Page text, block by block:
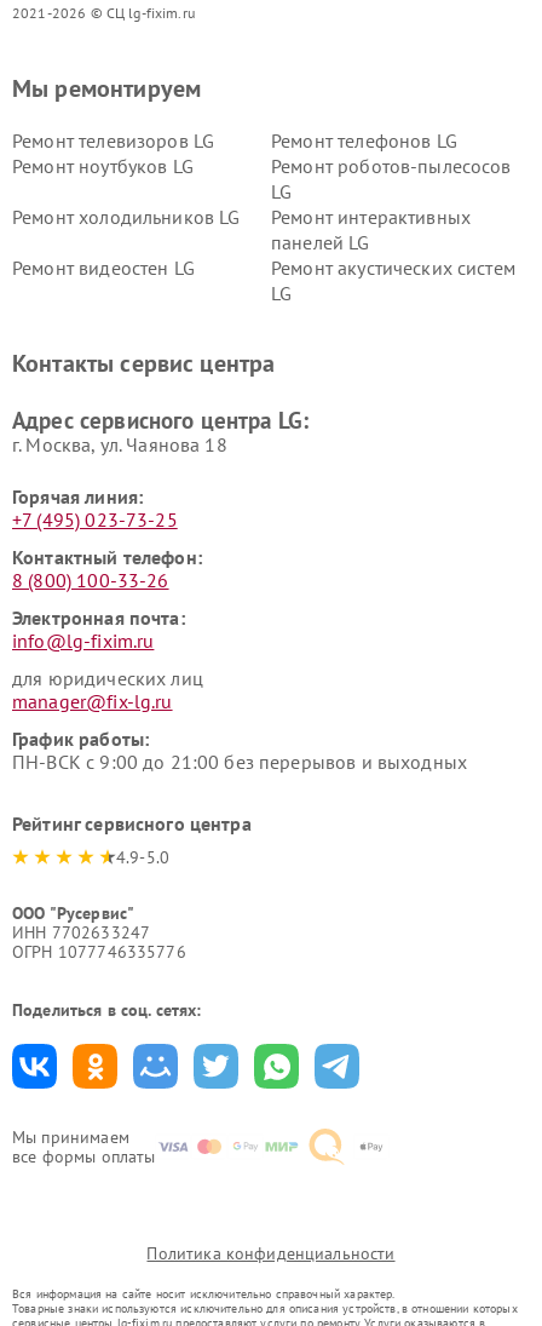
2021-2026 © СЦ lg-fixim.ru
Мы принимаем
все формы оплаты
Мы ремонтируем
Ремонт телевизоров LG
Ремонт телефонов LG
Ремонт ноутбуков LG
Ремонт роботов-пылесосов
LG
Ремонт холодильников LG
Ремонт интерактивных
панелей LG
Ремонт видеостен LG
Ремонт акустических систем
LG
Ремонт морозильных камер
Ремонт вертикальных
Контакты сервис центра
Адрес сервисного центра LG:
г. Москва, ул. Чаянова 18
Горячая линия:
+7 (495) 023-73-25
Контактный телефон:
8 (800) 100-33-26
Электронная почта:
info@lg-fixim.ru
для юридических лиц
manager@fix-lg.ru
График работы:
ПН-ВСК с 9:00 до 21:00 без перерывов и выходных
Рейтинг сервисного центра
4.9-5.0
ООО "Русервис"
ИНН 7702633247
ОГРН 1077746335776
Поделиться в соц. сетях:
Политика конфиденциальности
Вся информация на сайте носит исключительно справочный характер.
Товарные знаки используются исключительно для описания устройств, в отношении которых